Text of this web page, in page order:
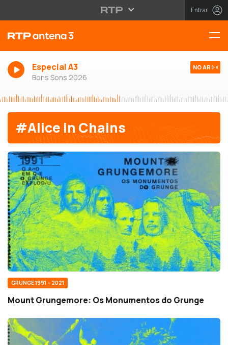
Entrar
Especial A3
Bons Sons 2026
NO AR
#Alice in Chains
GRUNGE 1991 – 2021
Mount Grungemore: Os Monumentos do Grunge